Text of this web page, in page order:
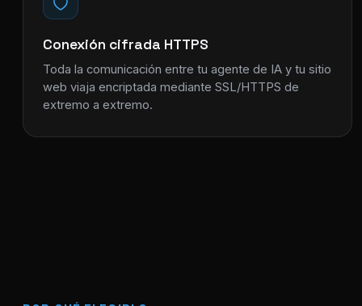
Conexión cifrada HTTPS
Toda la comunicación entre tu agente de IA y tu sitio
web viaja encriptada mediante SSL/HTTPS de
extremo a extremo.